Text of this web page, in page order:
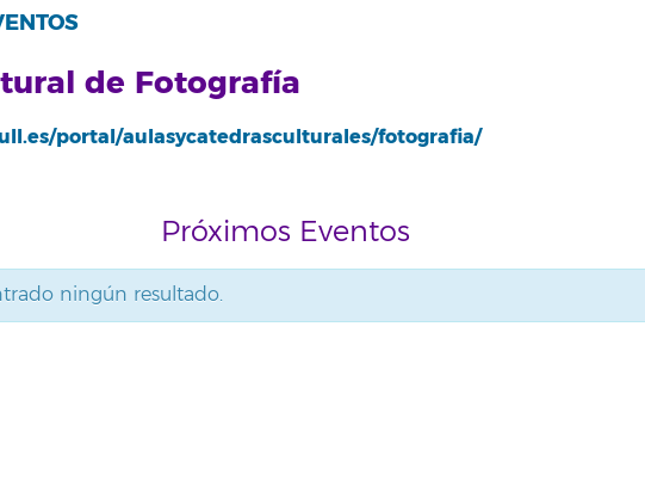
de Fotografía
portal/aulasycatedrasculturales/fotografia/
Próximos Eventos
ningún resultado.